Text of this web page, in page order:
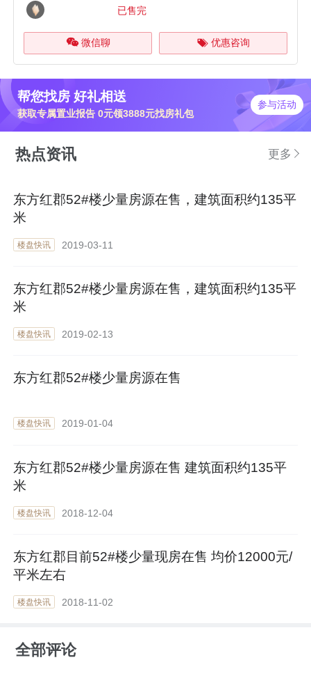
已售完
微信聊 优惠咨询
帮您找房 好礼相送
获取专属置业报告 0元领3888元找房礼包
参与活动
热点资讯 更多
东方红郡52#楼少量房源在售，建筑面积约135平
米
楼盘快讯 2019-03-11
东方红郡52#楼少量房源在售，建筑面积约135平
米
楼盘快讯 2019-02-13
东方红郡52#楼少量房源在售
楼盘快讯 2019-01-04
东方红郡52#楼少量房源在售 建筑面积约135平
米
楼盘快讯 2018-12-04
东方红郡目前52#楼少量现房在售 均价12000元/
平米左右
楼盘快讯 2018-11-02
全部评论